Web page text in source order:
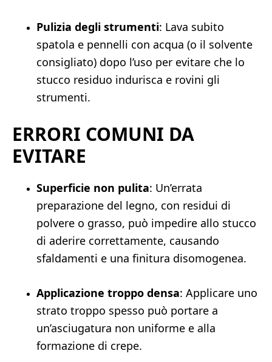
Pulizia degli strumenti: Lava subito
spatola e pennelli con acqua (o il solvente
consigliato) dopo l’uso per evitare che lo
stucco residuo indurisca e rovini gli
strumenti.
ERRORI COMUNI DA
EVITARE
Superficie non pulita: Un’errata
preparazione del legno, con residui di
polvere o grasso, può impedire allo stucco
di aderire correttamente, causando
sfaldamenti e una finitura disomogenea.
Applicazione troppo densa: Applicare uno
strato troppo spesso può portare a
un’asciugatura non uniforme e alla
formazione di crepe.